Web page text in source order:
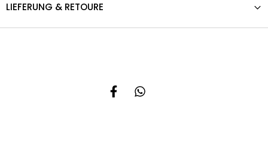
LIEFERUNG & RETOURE